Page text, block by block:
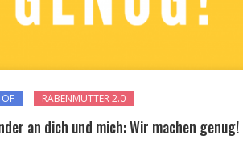
OF RABENMUTTER 2.0
an dich und mich: Wir machen genug!